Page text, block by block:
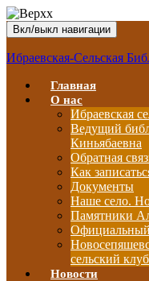
Вкл/выкл навигации
Ибраевская-Сельская
Главная
О нас
Ибраевская
Ведущий
Киньябаевна
Обратная
Как
Документы
Наше село.
Памятники
Официальный
сельский клуб
Новости